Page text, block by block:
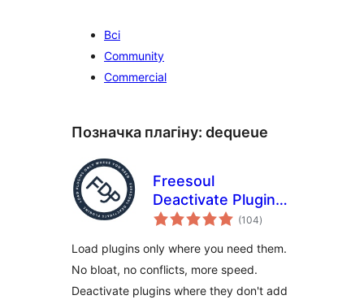
Всі
Community
Commercial
Позначка плагіну: dequeue
Freesoul
Deactivate Plugins
– Disable plugins on
WordPress pages
(104загальний
рейтинг
)
Load plugins only where you need them.
No bloat, no conflicts, more speed.
Deactivate plugins where they don't add